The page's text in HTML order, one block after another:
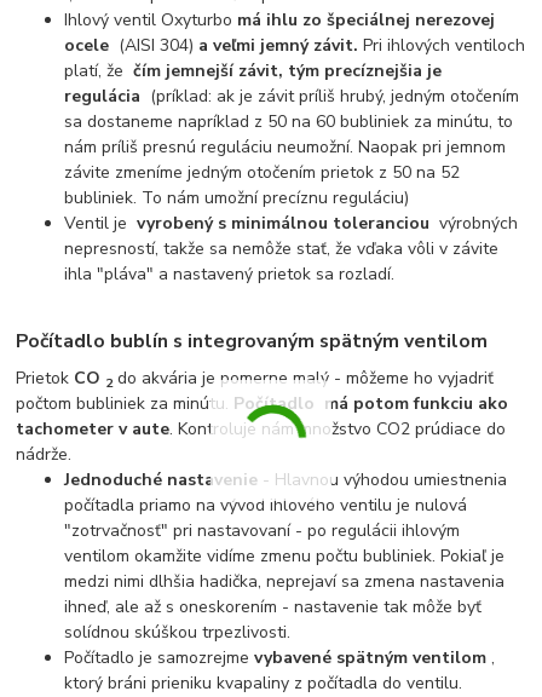
Ihlový ventil Oxyturbo má ihlu zo špeciálnej nerezovej
ocele (AISI 304) a veľmi jemný závit.Pri ihlových ventiloch
platí, žečím jemnejší závit, tým precíznejšia je
regulácia (príklad: ak je závit príliš hrubý, jedným otočením
sa dostaneme napríklad z 50 na 60 bubliniek za minútu, to
nám príliš presnú reguláciu neumožní. Naopak pri jemnom
závite zmeníme jedným otočením prietok z 50 na 52
bubliniek. To nám umožní precíznu reguláciu)
Ventil jevyrobený s minimálnou toleranciou výrobných
nepresností, takže sa nemôže stať, že vďaka vôli v závite
ihla "pláva" a nastavený prietok sa rozladí.
Počítadlo bublín s integrovaným spätným ventilom
Prietok CO 2 do akvária je pomerne malý - môžeme ho vyjadriť
počtom bubliniek za minútu. Počítadlo má potom funkciu ako
tachometer v aute. Kontroluje nám množstvo CO2 prúdiace do
nádrže.
Jednoduché nastavenie - Hlavnou výhodou umiestnenia
počítadla priamo na vývod ihlového ventilu je nulová
"zotrvačnosť" pri nastavovaní - po regulácii ihlovým
ventilom okamžite vidíme zmenu počtu bubliniek. Pokiaľ je
medzi nimi dlhšia hadička, neprejaví sa zmena nastavenia
ihneď, ale až s oneskorením - nastavenie tak môže byť
solídnou skúškou trpezlivosti.
Počítadlo je samozrejmevybavené spätným ventilom ,
ktorý bráni prieniku kvapaliny z počítadla do ventilu.